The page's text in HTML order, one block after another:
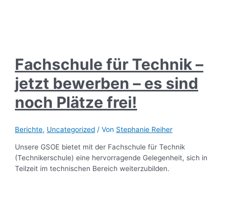
Fachschule für Technik –
jetzt bewerben – es sind
noch Plätze frei!
Berichte, Uncategorized / Von Stephanie Reiher
Unsere GSOE bietet mit der Fachschule für Technik
(Technikerschule) eine hervorragende Gelegenheit, sich in
Teilzeit im technischen Bereich weiterzubilden.